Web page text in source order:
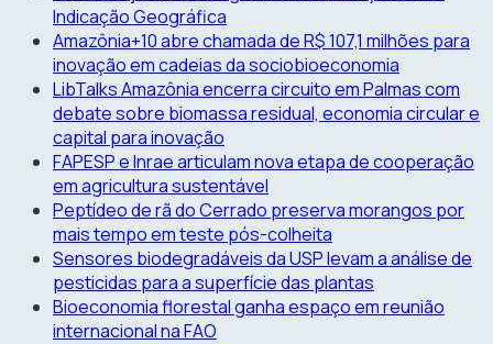
Indicação Geográfica
Amazônia+10 abre chamada de R$ 107,1 milhões para
inovação em cadeias da sociobioeconomia
LibTalks Amazônia encerra circuito em Palmas com
debate sobre biomassa residual, economia circular e
capital para inovação
FAPESP e Inrae articulam nova etapa de cooperação
em agricultura sustentável
Peptídeo de rã do Cerrado preserva morangos por
mais tempo em teste pós-colheita
Sensores biodegradáveis da USP levam a análise de
pesticidas para a superfície das plantas
Bioeconomia florestal ganha espaço em reunião
internacional na FAO